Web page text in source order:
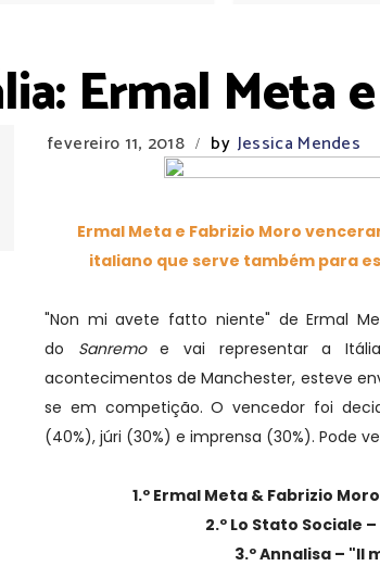
Ermal Meta
fevereiro 11, 2018 / by Jessica Mendes
Ermal Meta e Fabrizio Moro
italiano que serve também para
"Non mi avete fatto niente" deErmal
do
Sanremoe vai representar a Itália
acontecimentos de Manchester, esteve
se em competição.O vencedor foi
(40%), júri (30%) e imprensa (30%). Pode
1.º Ermal Meta & Fabrizio
2.º Lo Stato Sociale
3.º Annalisa – "Il